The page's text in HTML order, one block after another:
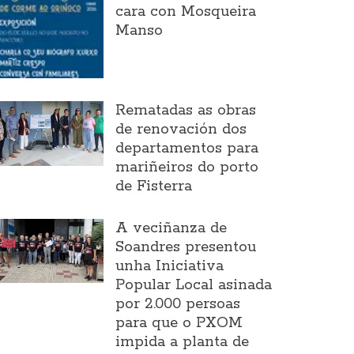
cara con Mosqueira
Manso
Rematadas as obras
de renovación dos
departamentos para
mariñeiros do porto
de Fisterra
A veciñanza de
Soandres presentou
unha Iniciativa
Popular Local asinada
por 2.000 persoas
para que o PXOM
impida a planta de